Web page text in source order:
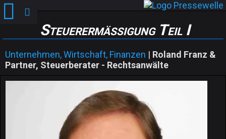
Steuerermäßigung Teil I
Unternehmen, Wirtschaft, Finanzen | Roland Franz &
Partner, Steuerberater - Rechtsanwälte